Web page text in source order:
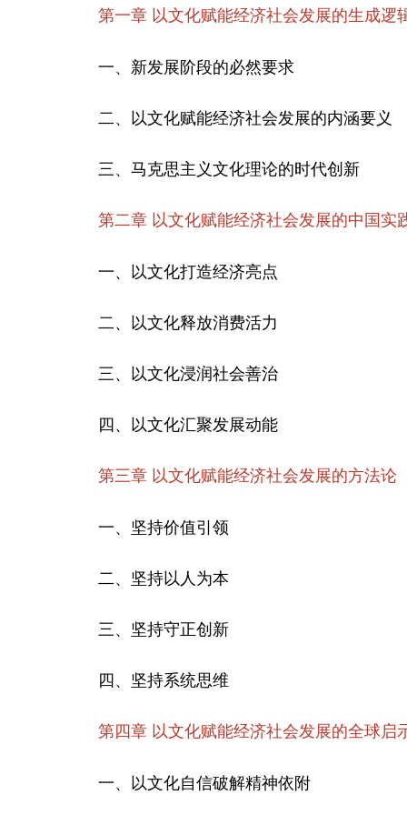
第一章 以文化赋能经济社会发展的生成逻
一、新发展阶段的必然要求
二、以文化赋能经济社会发展的内涵要义
三、马克思主义文化理论的时代创新
第二章 以文化赋能经济社会发展的中国实
一、以文化打造经济亮点
二、以文化释放消费活力
三、以文化浸润社会善治
四、以文化汇聚发展动能
第三章 以文化赋能经济社会发展的方法论
一、坚持价值引领
二、坚持以人为本
三、坚持守正创新
四、坚持系统思维
第四章 以文化赋能经济社会发展的全球启
一、以文化自信破解精神依附